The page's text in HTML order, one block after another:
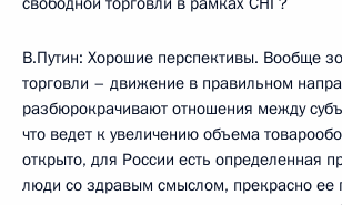
В.Путин: Хорошие перспективы. Вообще
торговли – движение в правильном
разбюрокрачивают отношения между
что ведет к увеличению объема
открыто, для России есть определенная
люди со здравым смыслом, прекрасно ее